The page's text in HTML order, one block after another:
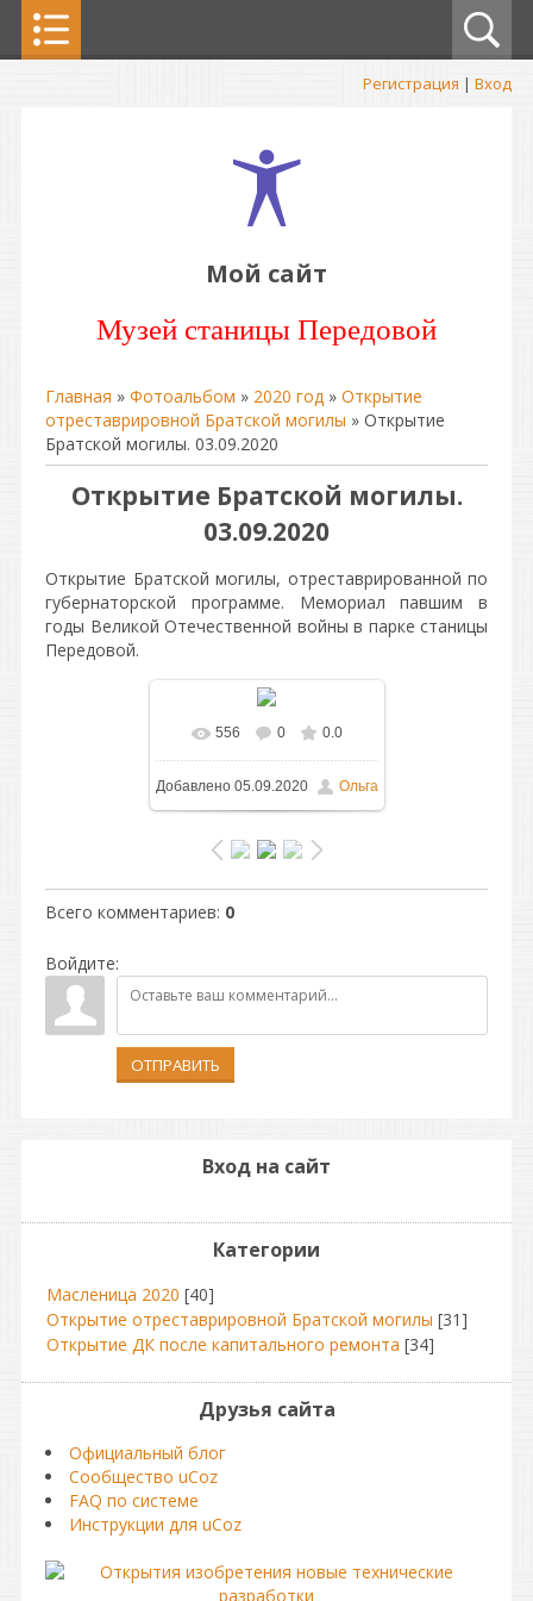
Регистрация | Вход
Мой сайт
Музей станицы Передовой
Главная » Фотоальбом » 2020 год » Открытие
отреставрировной Братской могилы » Открытие
Братской могилы. 03.09.2020
Открытие Братской могилы.
03.09.2020
Открытие Братской могилы, отреставрированной по
губернаторской программе. Мемориал павшим в
годы Великой Отечественной войны в парке станицы
Передовой.
В реальном размере
640x1280/ 171.0Kb
556 0 0.0
Добавлено05.09.2020 Ольга
Всего комментариев: 0
Войдите:
ОТПРАВИТЬ
Вход на сайт
Категории
Масленица 2020 [40]
Открытие отреставрировной Братской могилы [31]
Открытие ДК после капитального ремонта [34]
Друзья сайта
Официальный блог
Сообщество uCoz
FAQ по системе
Инструкции для uCoz